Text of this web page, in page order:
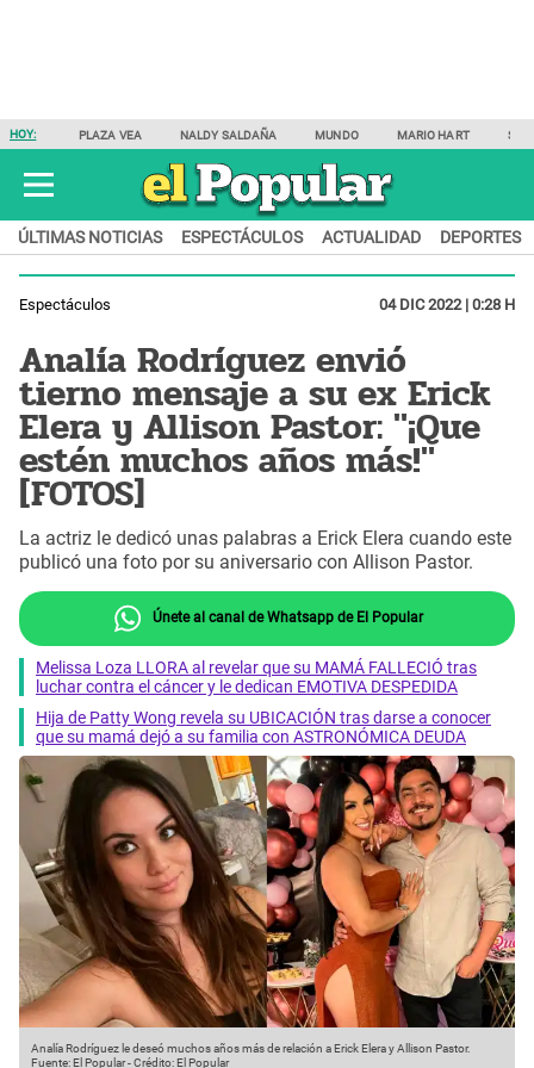
HOY: PLAZA VEA NALDY SALDAÑA MUNDO MARIO HART
ÚLTIMAS NOTICIAS ESPECTÁCULOS ACTUALIDAD DEPORTES
Espectáculos 04 DIC 2022 | 0:28 H
Analía Rodríguez envió
tierno mensaje a su ex Erick
Elera y Allison Pastor: "¡Que
estén muchos años más!"
[FOTOS]
La actriz le dedicó unas palabras a Erick Elera cuando este
publicó una foto por su aniversario con Allison Pastor.
Únete al canal de Whatsapp de El Popular
Melissa Loza LLORA al revelar que su MAMÁ FALLECIÓ tras
luchar contra el cáncer y le dedican EMOTIVA DESPEDIDA
Hija de Patty Wong revela su UBICACIÓN tras darse a conocer
que su mamá dejó a su familia con ASTRONÓMICA DEUDA
Analía Rodríguez le deseó muchos años más de relación a Erick Elera y Allison Pastor.
Fuente: El Popular-Crédito: El Popular